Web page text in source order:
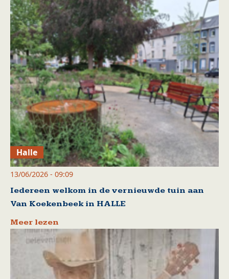
Halle
13/06/2026 - 09:09
Iedereen welkom in de vernieuwde tuin aan
Van Koekenbeek in HALLE
Meer lezen